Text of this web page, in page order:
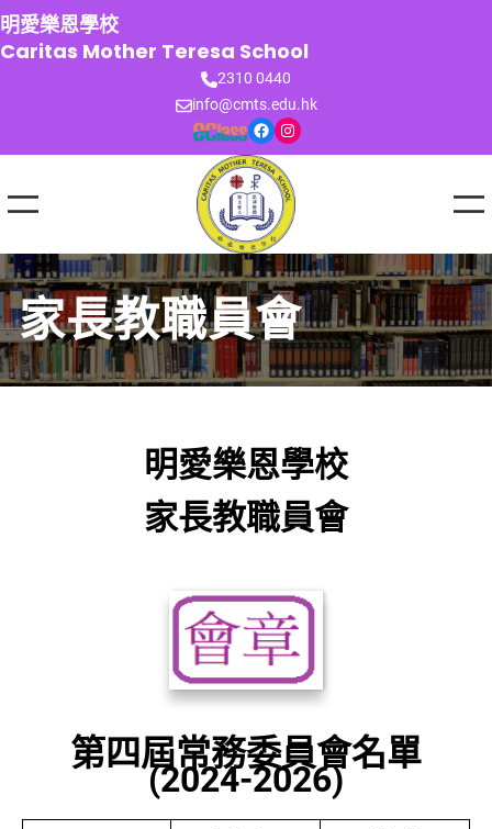
跳
至
主
明愛樂恩學校
Caritas Mother Teresa School
2310 0440
info@cmts.edu.hk
Facebook Instagram
家長教職員會
明愛樂恩學校
家長教職員會
第四屆常務委員會名單
(2024-2026)